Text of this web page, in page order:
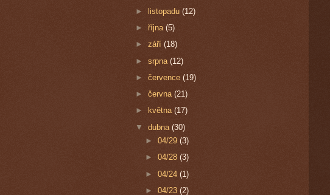
►
listopadu(12)
►října(5)
►září(18)
►srpna(12)
►července(19)
►června(21)
►
května(17)
▼dubna(30)
► 04/29 (3)
► 04/28 (3)
► 04/24 (1)
► 04/23 (2)